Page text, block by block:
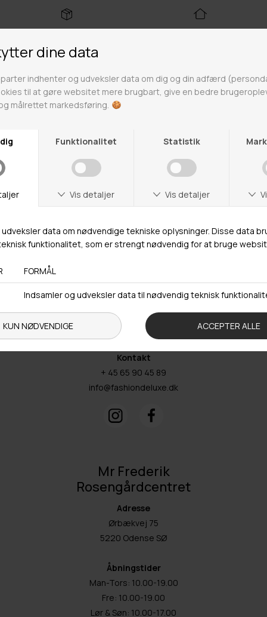
Gratis til GLS & DAO pakkeshop
Butikker
Webshop lager
Hestehaven 21 K
5260 Odense S
Åbningstider
Man-Ons: 09.00-15.30
Tors: 09.00-17.00
Fre: 09.00-15.30
Kontakt
+ 45 65 90 45 89
info@fashiondeluxe.dk
Mr Frederik
Rosengårdcentret
Adresse
Ørbækvej 75
5220 Odense SØ
Åbningstider
Man-Tors: 10.00-19.00
Fre: 10.00-19.00
Lør & Søn: 10.00-17.00